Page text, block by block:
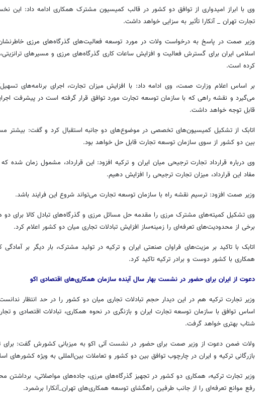
وی با ابراز امیدواری از توافق دو کشور در قالب کمیسیون مشترک همکاری ادامه داد: این
تجارت تهران _ آنکارا تأثیر به سزایی خواهد داشت.
وزیر صمت در پاسخ به درخواست ولات در مورد توسعه فعالیت‌های گذرگاه‌های مرزی
اسلامی ایران برای گسترش فعالیت و افزایش ساعات کاری گذرگاه‌های مرزی و مسیرهای
کرده است.
بر اساس اعلام وزارت صمت، وی ادامه داد: با افزایش میزان تجارت، اجرای برنامه‌های
می‌گیرد و نقشه راهی که با سازمان توسعه تجارت مورد توافق قرار گرفته است در پیشرفت
قابل توجه خواهد داشت.
اتابک از تشکیل کمیسیون‌های تخصصی در موضوع‌های دو جانبه استقبال کرد و گفت: بیشتر
بین دو کشور از سوی سازمان توسعه تجارت قابل حل خواهد بود.
وی درباره قرارداد تجارت ترجیحی میان ایران و ترکیه افزود: این قرارداد، مشمول زمان شده که
مفاد این قرارداد، میزان تجارت ترجیحی را افزایش دهیم.
وزیر صمت افزود: ترسیم نقشه راه با سازمان توسعه تجارت می‌تواند شروع این فرایند باشد.
وی تشکیل کمیته‌های مشترک مرزی را مقدمه حل مسائل مرزی و گذرگاه‌های تبادل کالا برای
برخی از محدودیت‌های تعرفه‌ای را زمینه‌ساز افزایش تبادلات تجاری میان دو کشور اعلام کرد.
اتابک با تاکید بر مزیت‌های فراوان صنعتی ایران و ترکیه در تولید مشترک، بار دیگر بر
همکاری با کشور دوست و برادر ترکیه تاکید کرد.
دعوت از ایران برای حضور در نشست بهار سال آینده سازمان همکاری‌های اقتصادی اکو
وزیر تجارت ترکیه هم در این دیدار حجم تبادلات تجاری میان دو کشور را در حد انتظار
اساس توافق با سازمان توسعه تجارت ایران و بازنگری در نحوه همکاری، تبادلات اقتصادی و
شتاب بهتری خواهد گرفت.
ولاتضمن دعوت از وزیر صمت برای حضور در نشست آتی اکو به میزبانی کشورش گفت: برای
بازرگانی ترکیه و ایران در چارچوب توافق بین دو کشور و تعاملات بین‌المللی به ویژه کشورهای
وزیر تجارت ترکیه، همکاری دو کشور در تجهیز گذرگاه‌های مرزی، جاده‌های مواصلاتی، برداشتن
رفع موانع تعرفه‌ای را از جانب طرفین راهگشای توسعه همکاری‌های تهران_آنکارا برشمرد.
روزنامه‌های صبح پنج‌شنبه ۱۵ مرداد ۱۴۰۵ روزنامه‌های ورزشی پنج‌شنبه